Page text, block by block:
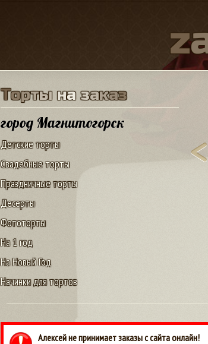
z
Торты на заказ
город Магнитогорск
Детские торты
Свадебные торты
Праздничные торты
Десерты
Фототорты
На 1 год
На Новый Год
Начинки для тортов
Алексей не принимает заказы с сайта онлайн!